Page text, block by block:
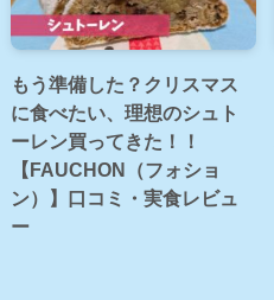
もう準備した？クリスマス
に食べたい、理想のシュト
ーレン買ってきた！！
【FAUCHON（フォショ
ン）】口コミ・実食レビュ
ー